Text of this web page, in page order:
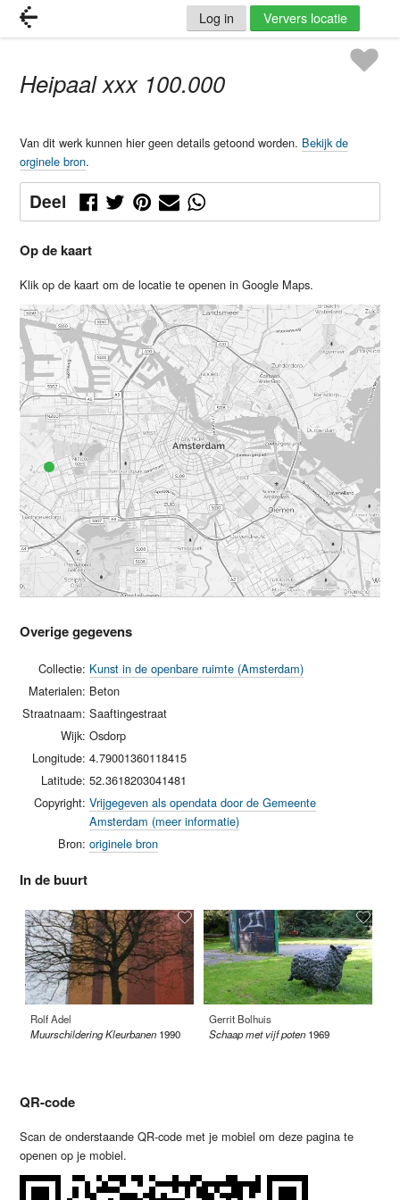
Log in Ververs locatie
Heipaal xxx 100.000
Van dit werk kunnen hier geen details getoond worden. Bekijk de
orginele bron.
Deel
Op de kaart
Klik op de kaart om de locatie te openen in Google Maps.
Overige gegevens
Collectie: Kunst in de openbare ruimte (Amsterdam)
Materialen: Beton
Straatnaam: Saaftingestraat
Wijk: Osdorp
Longitude: 4.79001360118415
Latitude: 52.3618203041481
Copyright: Vrijgegeven als opendata door de Gemeente
Amsterdam (meer informatie)
Bron: originele bron
In de buurt
Rolf Adel
Muurschildering Kleurbanen 1990
Gerrit Bolhuis
Schaap met vijf poten 1969
QR-code
Scan de onderstaande QR-code met je mobiel om deze pagina te
openen op je mobiel.